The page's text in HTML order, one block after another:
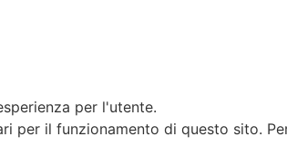
per l'utente.
per il funzionamento di questo sito.